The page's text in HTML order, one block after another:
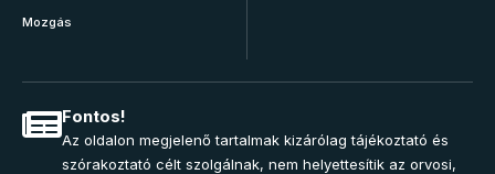
Mozgás
Fontos!
Az oldalon megjelenő tartalmak kizárólag tájékoztató és
szórakoztató célt szolgálnak, nem helyettesítik az orvosi,